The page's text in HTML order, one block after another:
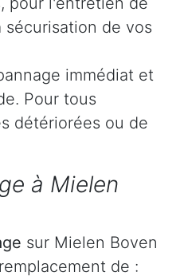
sécurisation de vos
immédiat et
Pour tous
détériorées ou de
à Mielen
sur Mielen Boven
de :